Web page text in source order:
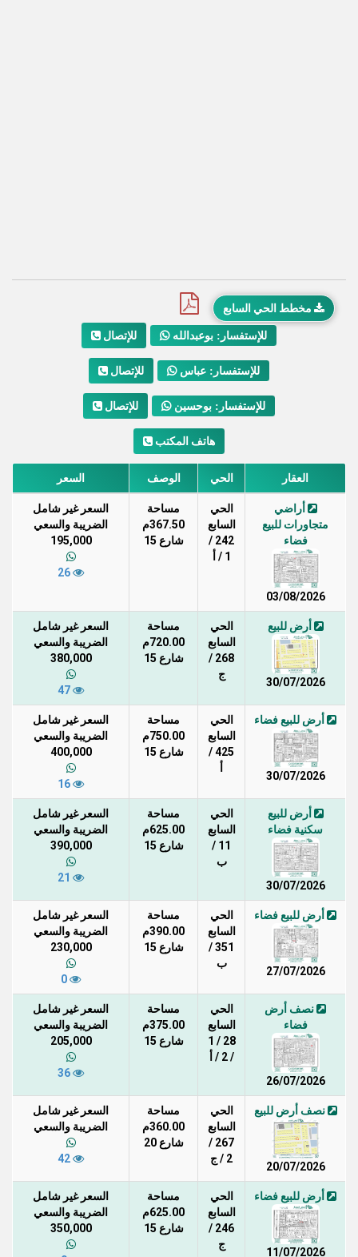
مخطط الحي السابع
للإتصال للإستفسار: بوعبدالله
للإتصال للإستفسار: عباس
للإتصال للإستفسار: بوحسين
هاتف المكتب
العقار الحي الوصف السعر
أراضي
متجاورات للبيع
فضاء
03/08/2026
الحي
السابع
242 /
1 / أ
مساحة
367.50م
شارع 15
السعر غير شامل
الضريبة والسعي
195,000
أرض للبيع
30/07/2026
الحي
السابع
268 /
ج
مساحة
720.00م
شارع 15
السعر غير شامل
الضريبة والسعي
380,000
أرض للبيع فضاء
30/07/2026
الحي
السابع
425 /
مساحة
750.00م
شارع 15
السعر غير شامل
الضريبة والسعي
400,000
أرض للبيع
سكنية فضاء
30/07/2026
الحي
السابع
11 /
ب
مساحة
625.00م
شارع 15
السعر غير شامل
الضريبة والسعي
390,000
أرض للبيع فضاء
27/07/2026
الحي
السابع
351 /
ب
مساحة
390.00م
شارع 15
السعر غير شامل
الضريبة والسعي
230,000
نصف أرض
فضاء
26/07/2026
الحي
السابع
28 / 1
/ 2 / أ
مساحة
375.00م
شارع 15
السعر غير شامل
الضريبة والسعي
205,000
نصف أرض للبيع
20/07/2026
الحي
السابع
267 /
2 / ج
مساحة
360.00م
شارع 20
السعر غير شامل
الضريبة والسعي
أرض للبيع فضاء
11/07/2026
الحي
السابع
246 /
ج
مساحة
625.00م
شارع 15
السعر غير شامل
الضريبة والسعي
350,000